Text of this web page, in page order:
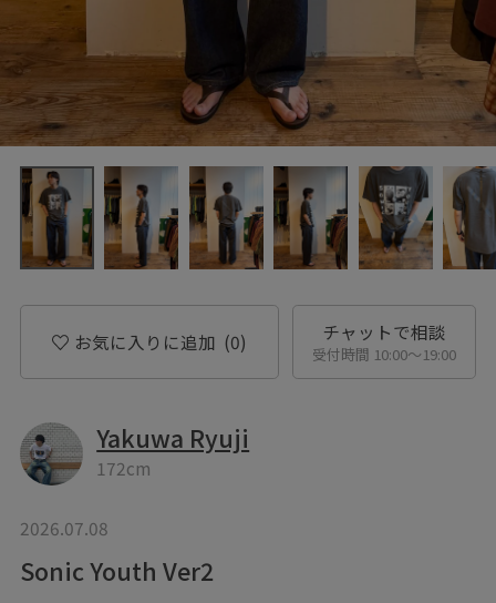
お気に入りに追加 (0) チャットで相談
受付時間 10:00〜19:00
Yakuwa Ryuji
172cm
2026.07.08
Sonic Youth Ver2